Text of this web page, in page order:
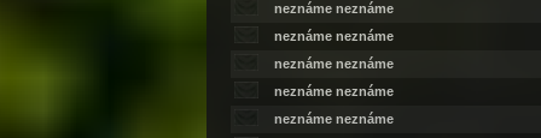
neznáme neznáme
neznáme neznáme
neznáme neznáme
neznáme neznáme
neznáme neznáme